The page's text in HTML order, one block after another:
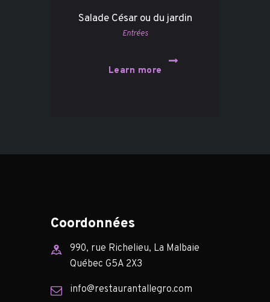
Salade César ou du jardin
Entrées
Learn more
Coordonnées
990, rue Richelieu, La Malbaie
Québec G5A 2X3
info@restaurantallegro.com